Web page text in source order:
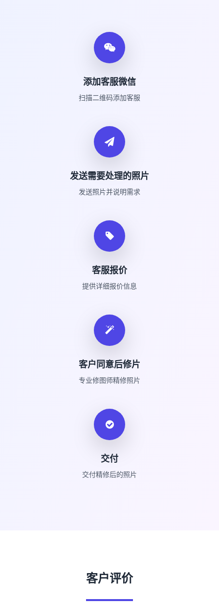
添加客服微信
扫描二维码添加客服
发送需要处理的照片
发送照片并说明需求
客服报价
提供详细报价信息
客户同意后修片
专业修图师精修照片
交付
交付精修后的照片
客户评价